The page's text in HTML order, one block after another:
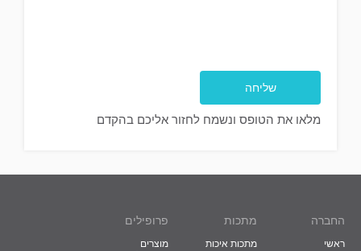
מלאו את הטופס ונשמח לחזור אליכם בהקדם
החברה
ראשי
מתכות
מתכות איכות
פרופילים
מוצרים